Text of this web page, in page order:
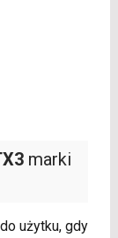
marki
użytku, gdy